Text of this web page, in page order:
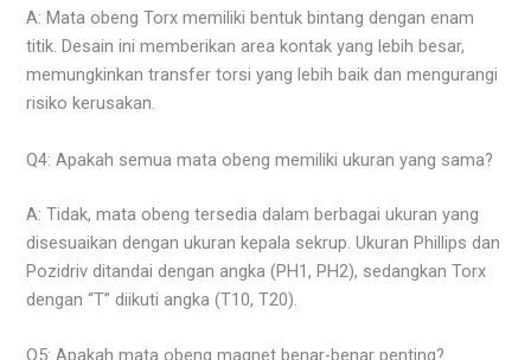
A: Mata obeng Torx memiliki bentuk bintang dengan enam
titik. Desain ini memberikan area kontak yang lebih besar,
memungkinkan transfer torsi yang lebih baik dan mengurangi
risiko kerusakan.
Q4: Apakah semua mata obeng memiliki ukuran yang sama?
A: Tidak, mata obeng tersedia dalam berbagai ukuran yang
disesuaikan dengan ukuran kepala sekrup. Ukuran Phillips dan
Pozidriv ditandai dengan angka (PH1, PH2), sedangkan Torx
dengan “T” diikuti angka (T10, T20).
Q5: Apakah mata obeng magnet benar-benar penting?